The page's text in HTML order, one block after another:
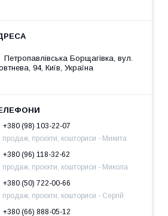
Петропавлівська Борщагівка, вул.
94, Київ, Україна
+380 (98) 103-22-07
продаж, проєкти, кошториси - Микита
+380 (96) 118-32-62
продаж, проєкти, кошториси - Микола
+380 (50) 722-00-66
продаж, проєкти, кошториси - Сергій
+380 (66) 888-05-12